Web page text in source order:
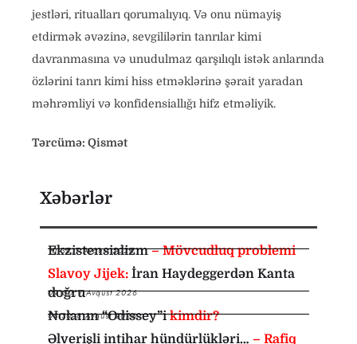
jestləri, ritualları qorumalıyıq. Və onu nümayiş
etdirmək əvəzinə, sevgililərin tanrılar kimi
davranmasına və unudulmaz qarşılıqlı istək anlarında
özlərini tanrı kimi hiss etməklərinə şərait yaradan
məhrəmliyi və konfidensiallığı hifz etməliyik.
Tərcümə: Qismət
Xəbərlər
Ekzistensializm– Mövcudluq problemi
10:35,7 Avqust 2026
Slavoy Jijek: İran Haydeggerdən Kanta
doğru
09:00,7 Avqust 2026
Nolanın “Odissey”ikimdir?
08:30,6 Avqust 2026
Əlverişli intihar hündürlükləri… – Rafiq